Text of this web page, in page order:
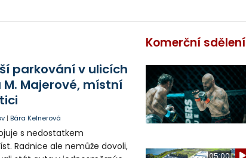
parkování v ulicích
M. Majerové, místní
|Bára Kelnerová
s nedostatkem
Radnice ale nemůže dovoli,
Komerční sdělení
05:00